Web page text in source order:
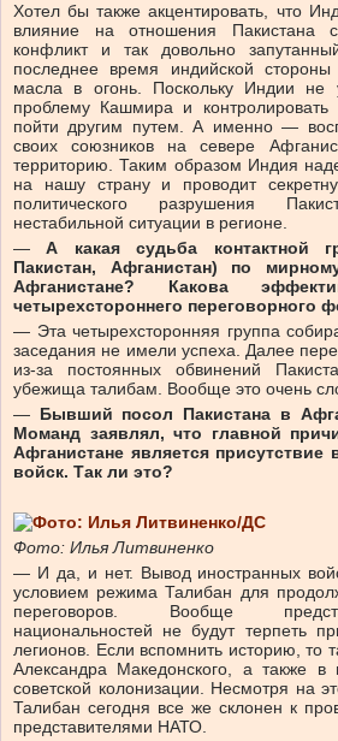
Хотел бы также акцентировать, что
влияние на отношения Пакистана
конфликт и так довольно
последнее время индийской
масла в огонь. Поскольку Индии не
проблему Кашмира и
пойти другим путем. А именно —
своих союзников на севере
территорию. Таким образом Индия
на нашу страну и проводит
политического разрушения
нестабильной ситуации в регионе.
—А какая судьба контактной
Пакистан, Афганистан) по
Афганистане? Какова
четырехстороннего переговорного
— Эта четырехсторонняя группа
заседания не имели успеха. Далее
из-за постоянных обвинений
убежища талибам. Вообще это очень
— Бывший посол Пакистана в
Моманд заявлял, что главной
Афганистане является присутствие
войск. Так ли это?
Фото: Илья Литвиненко
— И да, и нет. Вывод иностранных
условием режима Талибан для
переговоров. Вообще
национальностей не будут терпеть
легионов. Если вспомнить историю, то
Александра Македонского, а также в
советской колонизации. Несмотря на
Талибан сегодня все же склонен к
представителями НАТО.